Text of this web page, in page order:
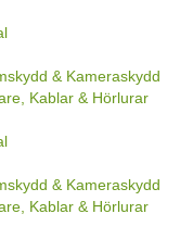
& Kameraskydd
Kablar & Hörlurar
& Kameraskydd
Kablar & Hörlurar